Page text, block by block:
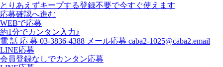
とりあえずキープする登録不要で今すぐ使えます
応募確認へ進む
WEBで応募
約1分でカンタン入力♪
電 話 応 募 03-3836-4388 メール応募 caba2-1025@caba2.email
LINE応募
会員登録なしでカンタン応募